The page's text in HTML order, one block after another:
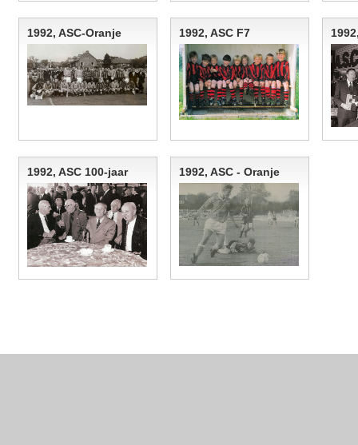
1992, ASC-Oranje 1992, ASC F7
1992, ASC 100-jaar 1992, ASC - Oranje